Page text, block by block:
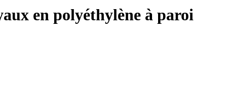
en polyéthylène à paroi